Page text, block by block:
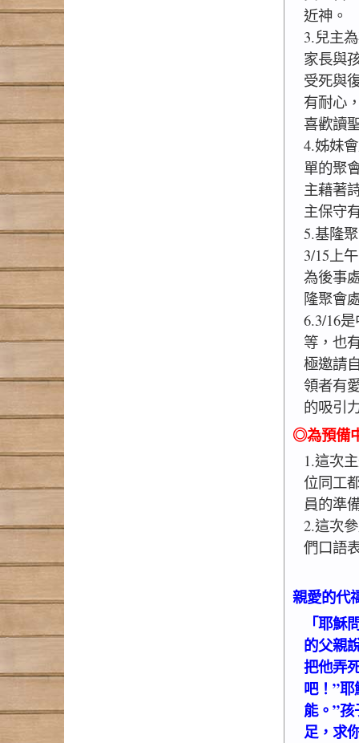
近神。
3.兒主
家長與
受死與
有耐心
喜歡讀
4.姊妹
單的聚
主藉著
主保守
5.基隆
3/15上
為後事
隆聚會
6.3/16
等，也
極邀請
領者有
的吸引
◎為預備
1.這次
位同工
員的準
2.這次
們口語
親愛的代
「耶
的父親
把他弄
吧！”
能。”
足，求